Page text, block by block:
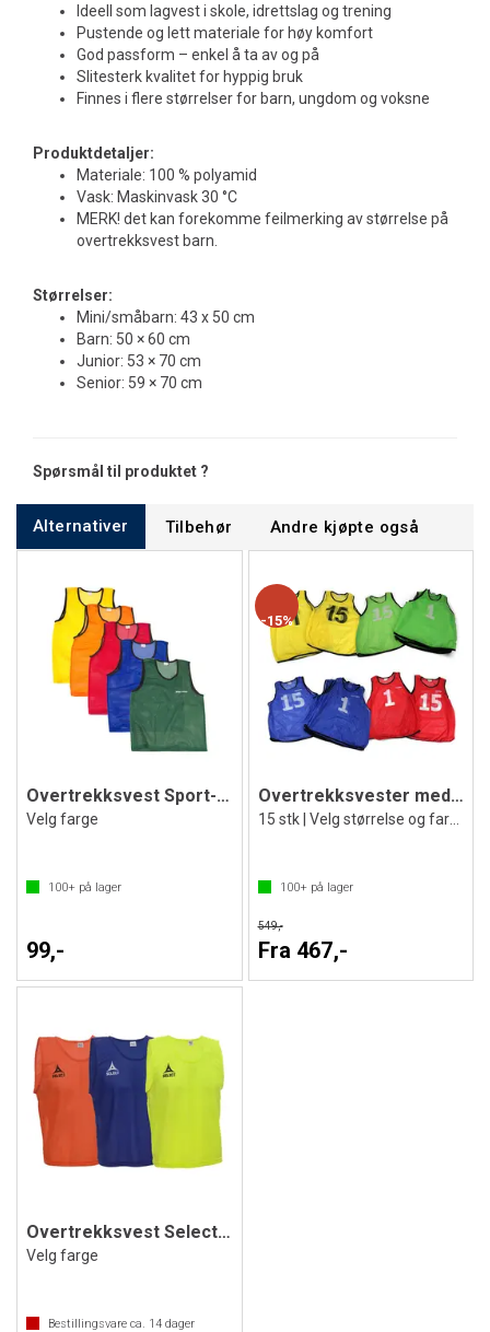
Ideell som lagvest i skole, idrettslag og trening
Pustende og lett materiale for høy komfort
God passform – enkel å ta av og på
Slitesterk kvalitet for hyppig bruk
Finnes i flere størrelser for barn, ungdom og voksne
Produktdetaljer:
Materiale: 100 % polyamid
Vask: Maskinvask 30 °C
MERK! det kan forekomme feilmerking av størrelse på
overtrekksvest barn.
Størrelser:
Mini/småbarn: 43 x 50 cm
Barn: 50 × 60 cm
Junior: 53 × 70 cm
Senior: 59 × 70 cm
Spørsmål til produktet ?
Alternativer Tilbehør Andre kjøpte også
Overtrekksvest Sport-Thieme Senior
Velg farge
100+ på lager
99,-
15%
Overtrekksvester med tall 1-15
15 stk | Velg størrelse og farge
100+på lager
549,-
Fra 467,-
Overtrekksvest Select XXL
Velg farge
Bestillingsvare ca. 14 dager